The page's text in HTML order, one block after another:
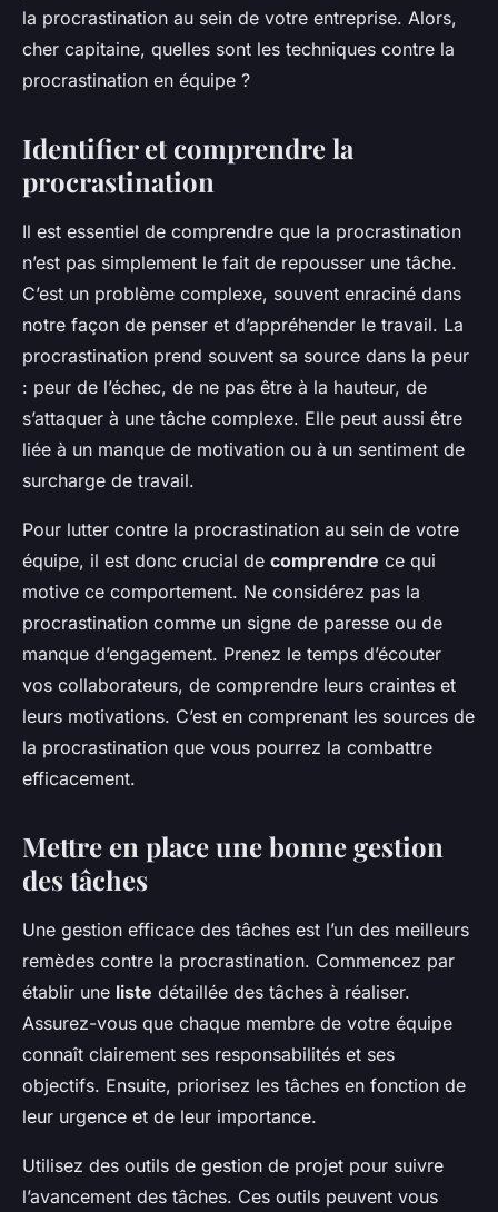
la procrastination au sein de votre entreprise. Alors,
cher capitaine, quelles sont les techniques contre la
procrastination en équipe ?
Identifier et comprendre la
procrastination
Il est essentiel de comprendre que la procrastination
n’est pas simplement le fait de repousser une tâche.
C’est un problème complexe, souvent enraciné dans
notre façon de penser et d’appréhender le travail. La
procrastination prend souvent sa source dans la peur
: peur de l’échec, de ne pas être à la hauteur, de
s’attaquer à une tâche complexe. Elle peut aussi être
liée à un manque de motivation ou à un sentiment de
surcharge de travail.
Pour lutter contre la procrastination au sein de votre
équipe, il est donc crucial de comprendre ce qui
motive ce comportement. Ne considérez pas la
procrastination comme un signe de paresse ou de
manque d’engagement. Prenez le temps d’écouter
vos collaborateurs, de comprendre leurs craintes et
leurs motivations. C’est en comprenant les sources de
la procrastination que vous pourrez la combattre
efficacement.
Mettre en place une bonne gestion
des tâches
Une gestion efficace des tâches est l’un des meilleurs
remèdes contre la procrastination. Commencez par
établir une liste détaillée des tâches à réaliser.
Assurez-vous que chaque membre de votre équipe
connaît clairement ses responsabilités et ses
objectifs. Ensuite, priorisez les tâches en fonction de
leur urgence et de leur importance.
Utilisez des outils de gestion de projet pour suivre
l’avancement des tâches. Ces outils peuvent vous